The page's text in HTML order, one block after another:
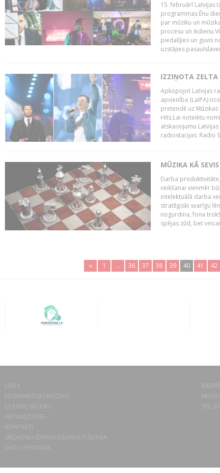
15. februārī Latvijas
programmas Ēnu
par mūziku un
procesu un
piedalījies un guvis
uzstājies
IZZIŅOTA ZELTA
Apkopojot Latvijas
apvienība (LaIPA)
pretendē uz
Hits.Lai noteiktu
atskaņojumu
radiostacijas: Radio
MŪZIKA KĀ
Darba
veikšanai vienmēr
intelektuālā darba
stratēģiski svarīgu
nogurdina, fona
spējas zūd, bet
« 1 .. 36 37 38 39 40 41 42
LAIPA
ES IZMANTOJU MŪZIKU
ES RADU MŪZIKU
AKTUALITĀTES
KONTAKTI
SĪKDATŅU IZMANTOŠANAS POLITIKA
DATU APSTRĀDE
TEL.